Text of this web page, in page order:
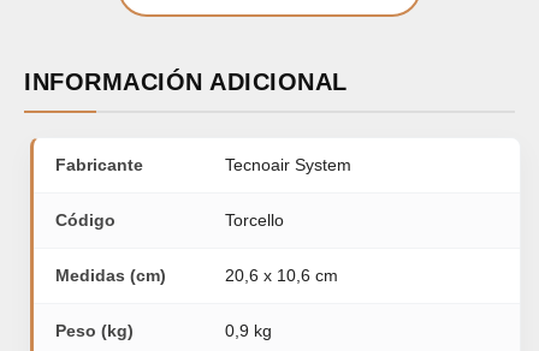
INFORMACIÓN ADICIONAL
Fabricante Tecnoair System
Código Torcello
Medidas (cm) 20,6 x 10,6 cm
Peso (kg) 0,9 kg